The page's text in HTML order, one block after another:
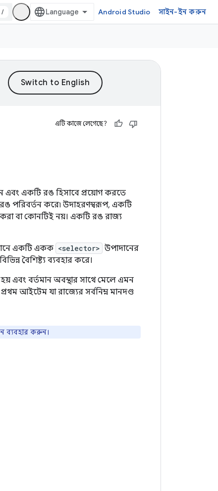
/ Android Studio সাইন-ইন করুন
এটি কাজে লেগেছে?
এবং একটি রঙ হিসাবে প্রয়োগ করতে
পরিবর্তন করে৷ উদাহরণস্বরূপ, একটি
বা কোনটিই নয়। একটি রঙ রাজ্য
একটি একক <selector> উপাদানের
বৈশিষ্ট্য ব্যবহার করে।
এবং বর্তমান অবস্থার সাথে মেলে এমন
আইটেম যা রাজ্যের সর্বনিম্ন মানদণ্ড
ব্যবহার করুন।